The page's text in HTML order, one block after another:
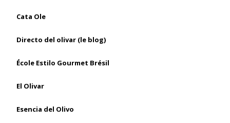
Cata Ole
Directo del olivar (le blog)
École Estilo Gourmet Brésil
El Olivar
Esencia del Olivo